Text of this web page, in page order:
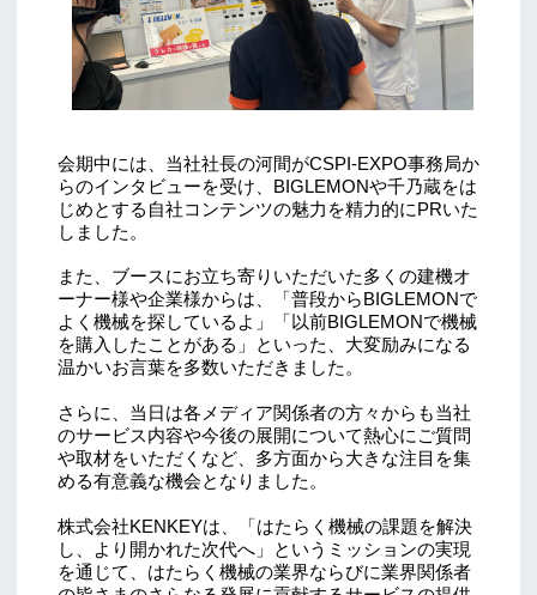
会期中には、当社社長の河間がCSPI-EXPO事務局か
らのインタビューを受け、BIGLEMONや千乃蔵をは
じめとする自社コンテンツの魅力を精力的にPRいた
しました。
また、ブースにお立ち寄りいただいた多くの建機オ
ーナー様や企業様からは、「普段からBIGLEMONで
よく機械を探しているよ」「以前BIGLEMONで機械
を購入したことがある」といった、大変励みになる
温かいお言葉を多数いただきました。
さらに、当日は各メディア関係者の方々からも当社
のサービス内容や今後の展開について熱心にご質問
や取材をいただくなど、多方面から大きな注目を集
める有意義な機会となりました。
株式会社KENKEYは、「はたらく機械の課題を解決
し、より開かれた次代へ」というミッションの実現
を通じて、はたらく機械の業界ならびに業界関係者